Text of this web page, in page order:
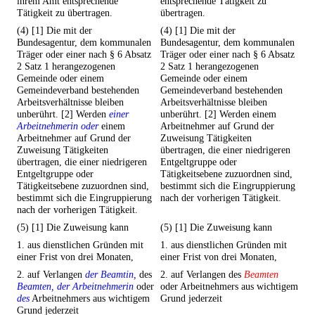
Tätigkeit zu übertragen.
übertragen.
(4) [1] Die mit der
Bundesagentur, dem kommunalen
Träger oder einer nach § 6 Absatz
2 Satz 1 herangezogenen
Gemeinde oder einem
Gemeindeverband bestehenden
Arbeitsverhältnisse bleiben
unberührt. [2] Werden einer
Arbeitnehmerin odereinem
Arbeitnehmer auf Grund der
Zuweisung Tätigkeiten
übertragen, die einer niedrigeren
Entgeltgruppe oder
Tätigkeitsebene zuzuordnen sind,
bestimmt sich die Eingruppierung
nach der vorherigen Tätigkeit.
(4) [1] Die mit der
Bundesagentur, dem kommunalen
Träger oder einer nach § 6 Absatz
2 Satz 1 herangezogenen
Gemeinde oder einem
Gemeindeverband bestehenden
Arbeitsverhältnisse bleiben
unberührt. [2] Werden einem
Arbeitnehmer auf Grund der
Zuweisung Tätigkeiten
übertragen, die einer niedrigeren
Entgeltgruppe oder
Tätigkeitsebene zuzuordnen sind,
bestimmt sich die Eingruppierung
nach der vorherigen Tätigkeit.
(5) [1] Die Zuweisung kann
(5) [1] Die Zuweisung kann
1. aus dienstlichen Gründen mit
einer Frist von drei Monaten,
1. aus dienstlichen Gründen mit
einer Frist von drei Monaten,
2. auf Verlangen der Beamtin, des
Beamten, der Arbeitnehmerin oder
desArbeitnehmers aus wichtigem
Grund jederzeit
2. auf Verlangen des Beamten
oder Arbeitnehmers aus wichtigem
Grund jederzeit